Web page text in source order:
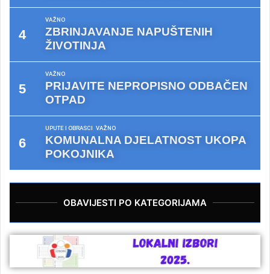
VAŽNO
ZBRINJAVANJE NAPUŠTENIH
ŽIVOTINJA
VAŽNO
PRIJAVITE NEPROPISNO ODBAČEN
OTPAD
UPUTE I OBRASCI VAŽNO
KOMUNALNA DJELATNOST UKOPA
POKOJNIKA
OBAVIJESTI PO KATEGORIJAMA